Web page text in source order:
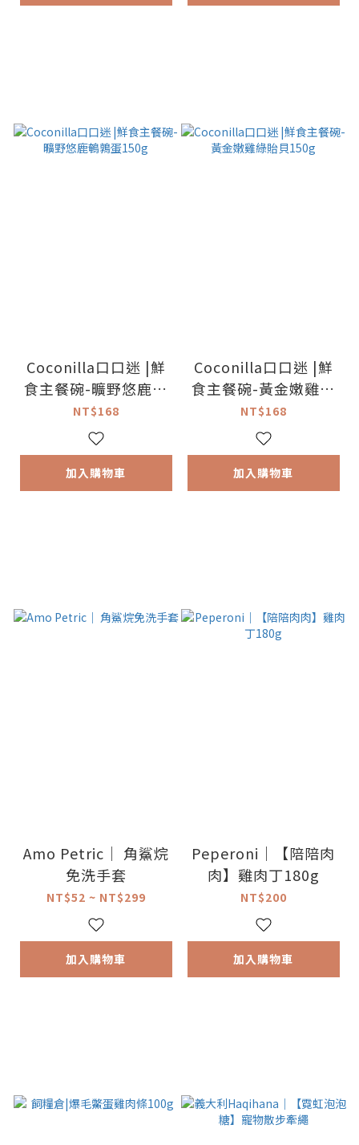
Coconilla口口迷 |鮮
食主餐碗-曠野悠鹿鵪
鶉蛋150g
NT$168
加入購物車
Coconilla口口迷 |鮮
食主餐碗-黃金嫩雞綠
貽貝150g
NT$168
加入購物車
Amo Petric｜ 角鯊烷
免洗手套
NT$52 ~ NT$299
加入購物車
Peperoni｜【陪陪肉
肉】雞肉丁180g
NT$200
加入購物車